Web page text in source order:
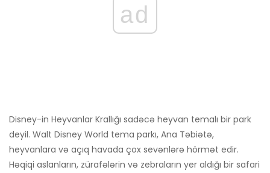
ad
Disney-in Heyvanlar Krallığı sadəcə heyvan temalı bir park
deyil. Walt Disney World tema parkı, Ana Təbiətə,
heyvanlara və açıq havada çox sevənlərə hörmət edir.
Həqiqi aslanların, zürafələrin və zebraların yer aldığı bir safari